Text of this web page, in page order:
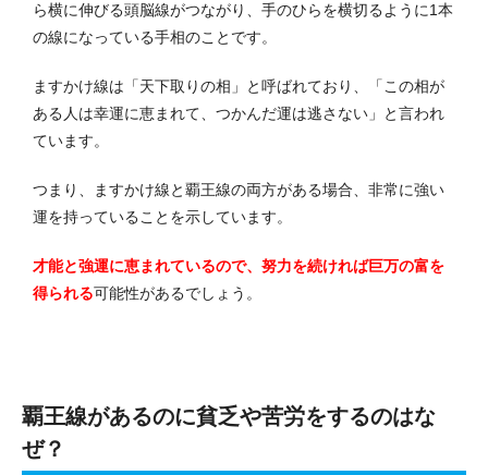
ら横に伸びる頭脳線がつながり、手のひらを横切るように1本
の線になっている手相のことです。
ますかけ線は「天下取りの相」と呼ばれており、「この相が
ある人は幸運に恵まれて、つかんだ運は逃さない」と言われ
ています。
つまり、ますかけ線と覇王線の両方がある場合、非常に強い
運を持っていることを示しています。
才能と強運に恵まれているので、努力を続ければ巨万の富を
得られる可能性があるでしょう。
覇王線があるのに貧乏や苦労をするのはな
ぜ？